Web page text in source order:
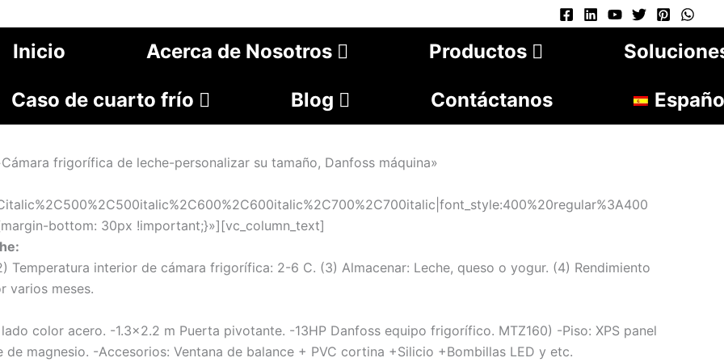
Inicio Acerca de Nosotros Productos
Caso de cuarto frío Blog Contáctanos
frigorífica de leche-personalizar su tamaño, Danfoss máquina»
bottom: 30px !important;}»][vc_column_text]
Temperatura interior de cámara frigorífica: 2-6 C. (3) Almacenar: Leche, queso o yogur. (4) Rendimiento
varios meses.
color acero. -1.3×2.2 m Puerta pivotante. -13HP Danfoss equipo frigorífico. MTZ160) -Piso: XPS panel
de magnesio. -Accesorios: Ventana de balance + PVC cortina +Silicio +Bombillas LED y etc.